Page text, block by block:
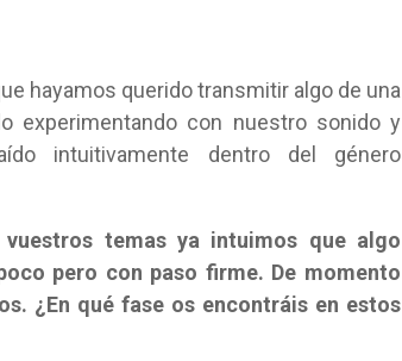
hayamos querido transmitir algo de una
experimentando con nuestro sonido y
intuitivamente dentro del género
temas ya intuimos que algo
pero con paso firme. De momento
¿En qué fase os encontráis en estos